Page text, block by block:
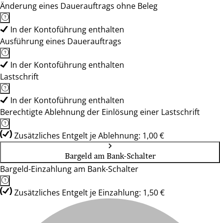
Änderung eines Dauerauftrags ohne Beleg
In der Kontoführung enthalten
Ausführung eines Dauerauftrags
In der Kontoführung enthalten
Lastschrift
In der Kontoführung enthalten
Berechtigte Ablehnung der Einlösung einer Lastschrift
Zusätzliches Entgelt je Ablehnung: 1,00 €
Bargeld am Bank-Schalter
Bargeld-Einzahlung am Bank-Schalter
Zusätzliches Entgelt je Einzahlung: 1,50 €